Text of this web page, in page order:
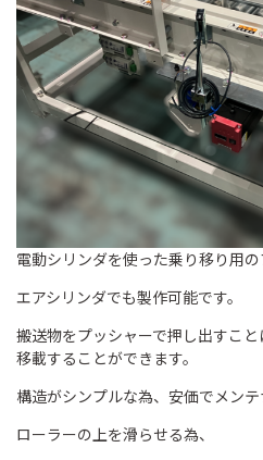
電動シリンダを使った乗り移り用の
エアシリンダでも製作可能です。
搬送物をプッシャーで押し出すこ
移載することができます。
構造がシンプルな為、安価でメンテ
ローラーの上を滑らせる為、